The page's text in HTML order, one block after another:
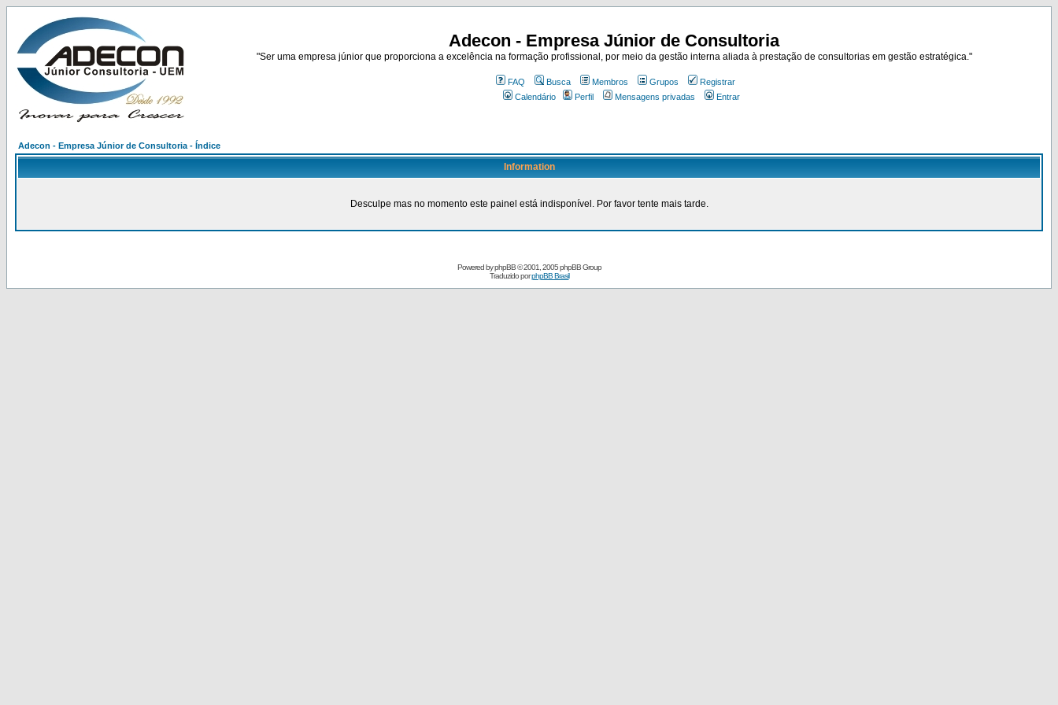
Adecon - Empresa Júnior de Consultoria
"Ser uma empresa júnior que proporciona a excelência na formação profissional, por meio da gestão interna aliada à prestação de consultorias em gestão estratégica."
FAQ Busca Membros Grupos
Registrar
Calendário
Perfil Mensagens privadas Entrar
Adecon - Empresa Júnior de Consultoria - Índice
Information
Desculpe mas no momento este painel está indisponível. Por favor tente mais tarde.
Powered byphpBB© 2001, 2005 phpBB Group
Traduzido porphpBB Brasil